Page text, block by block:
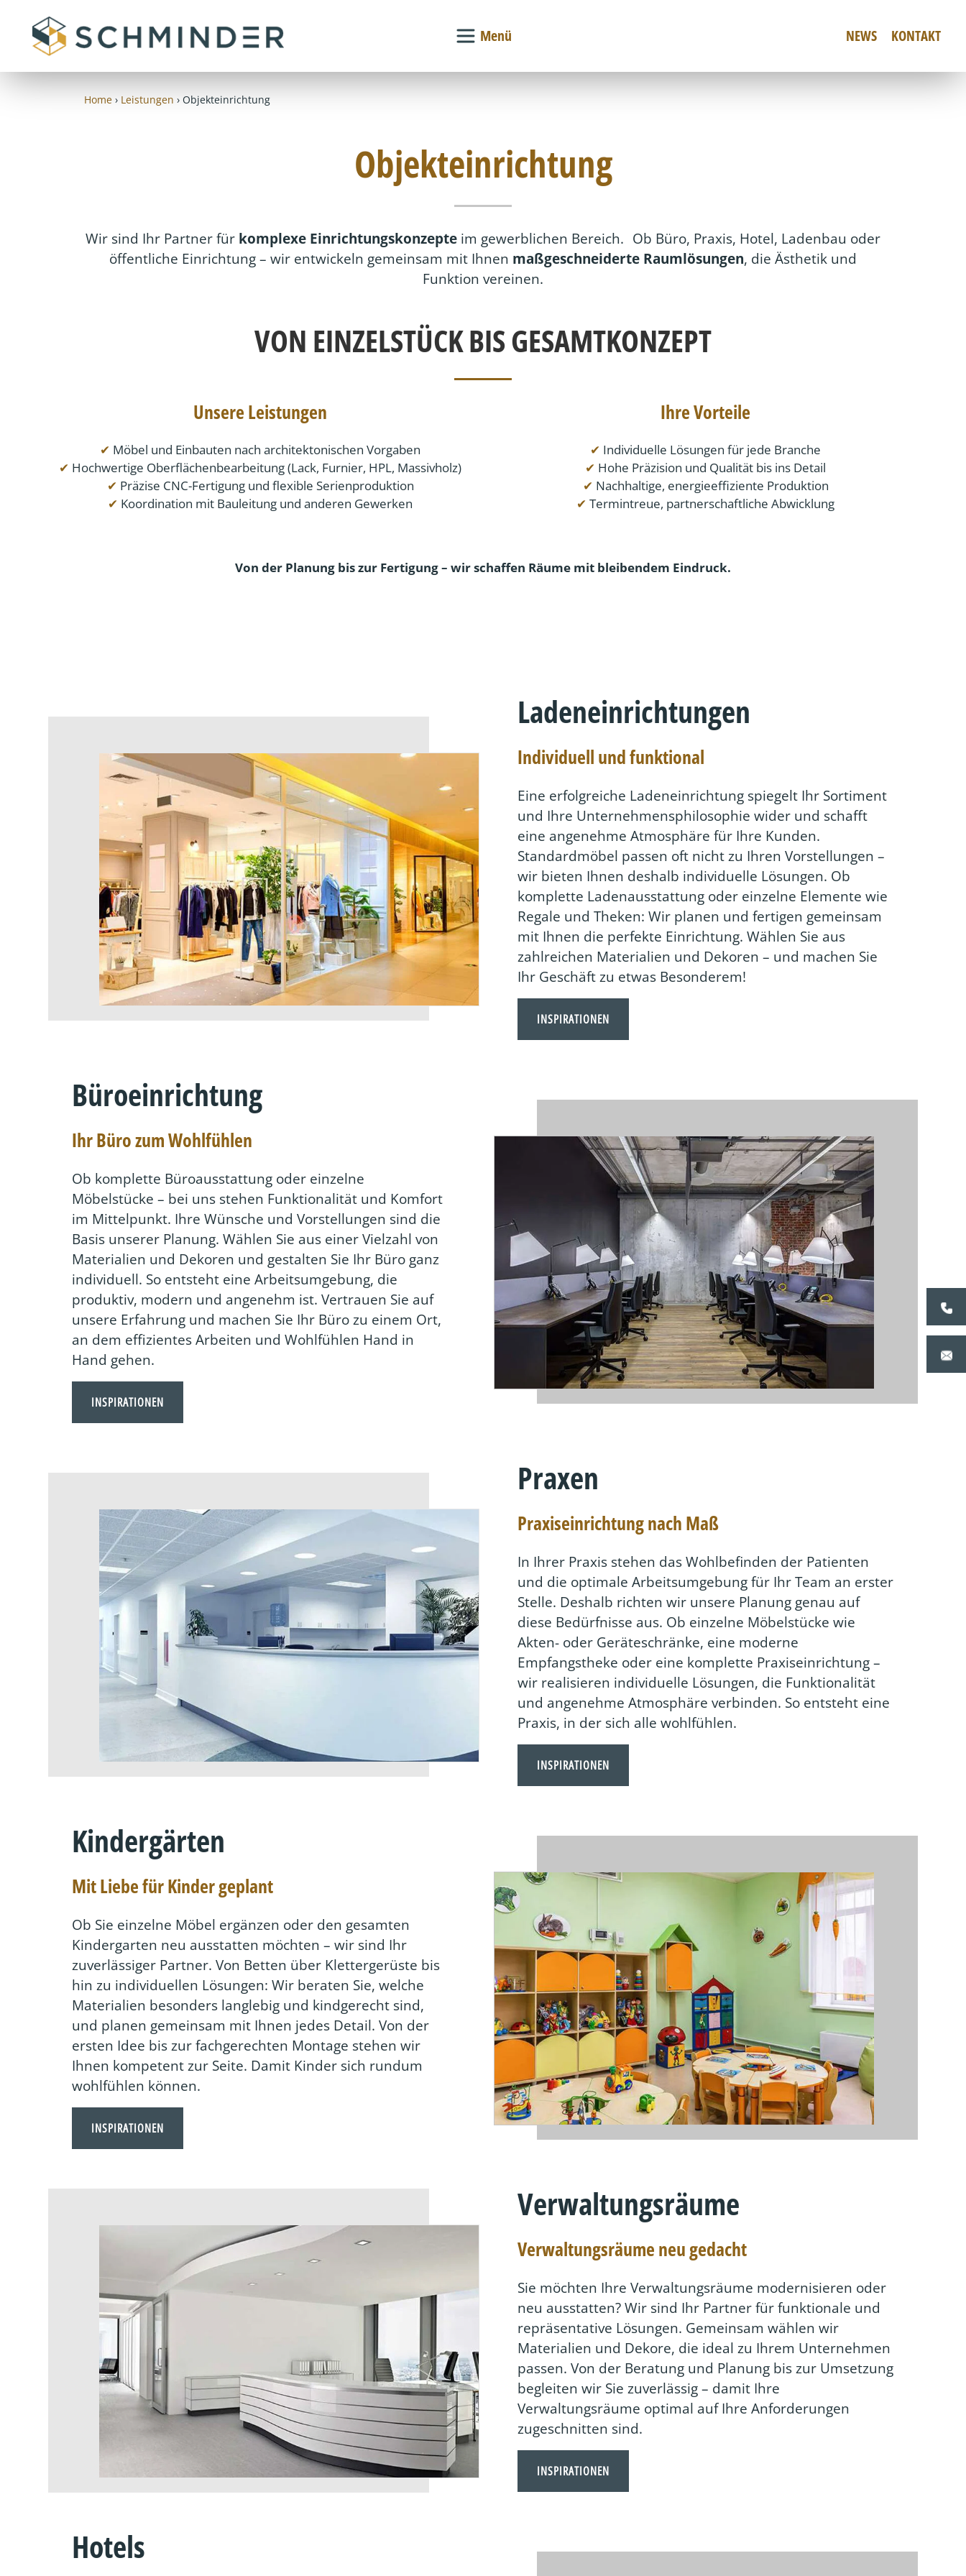
Inhalt
springen
Menü NEWS KONTAKT
Home › Leistungen › Objekteinrichtung
Objekteinrichtung
Wir sind Ihr Partner für komplexe Einrichtungskonzepte im gewerblichen Bereich. Ob Büro, Praxis, Hotel, Ladenbau oder
öffentliche Einrichtung – wir entwickeln gemeinsam mit Ihnen maßgeschneiderte Raumlösungen, die Ästhetik und
Funktion vereinen.
VON EINZELSTÜCK BIS GESAMTKONZEPT
Unsere Leistungen
✔ Möbel und Einbauten nach architektonischen Vorgaben
✔ Hochwertige Oberflächenbearbeitung (Lack, Furnier, HPL, Massivholz)
✔ Präzise CNC-Fertigung und flexible Serienproduktion
✔ Koordination mit Bauleitung und anderen Gewerken
Ihre Vorteile
✔ Individuelle Lösungen für jede Branche
✔ Hohe Präzision und Qualität bis ins Detail
✔ Nachhaltige, energieeffiziente Produktion
✔ Termintreue, partnerschaftliche Abwicklung
Von der Planung bis zur Fertigung – wir schaffen Räume mit bleibendem Eindruck.
Ladeneinrichtungen
Individuell und funktional
Eine erfolgreiche Ladeneinrichtung spiegelt Ihr Sortiment
und Ihre Unternehmensphilosophie wider und schafft
eine angenehme Atmosphäre für Ihre Kunden.
Standardmöbel passen oft nicht zu Ihren Vorstellungen –
wir bieten Ihnen deshalb individuelle Lösungen. Ob
komplette Ladenausstattung oder einzelne Elemente wie
Regale und Theken: Wir planen und fertigen gemeinsam
mit Ihnen die perfekte Einrichtung. Wählen Sie aus
zahlreichen Materialien und Dekoren – und machen Sie
Ihr Geschäft zu etwas Besonderem!
INSPIRATIONEN
Büroeinrichtung
Ihr Büro zum Wohlfühlen
Ob komplette Büroausstattung oder einzelne
Möbelstücke – bei uns stehen Funktionalität und Komfort
im Mittelpunkt. Ihre Wünsche und Vorstellungen sind die
Basis unserer Planung. Wählen Sie aus einer Vielzahl von
Materialien und Dekoren und gestalten Sie Ihr Büro ganz
individuell. So entsteht eine Arbeitsumgebung, die
produktiv, modern und angenehm ist. Vertrauen Sie auf
unsere Erfahrung und machen Sie Ihr Büro zu einem Ort,
an dem effizientes Arbeiten und Wohlfühlen Hand in
Hand gehen.
INSPIRATIONEN
Praxen
Praxiseinrichtung nach Maß
In Ihrer Praxis stehen das Wohlbefinden der Patienten
und die optimale Arbeitsumgebung für Ihr Team an erster
Stelle. Deshalb richten wir unsere Planung genau auf
diese Bedürfnisse aus. Ob einzelne Möbelstücke wie
Akten- oder Geräteschränke, eine moderne
Empfangstheke oder eine komplette Praxiseinrichtung –
wir realisieren individuelle Lösungen, die Funktionalität
und angenehme Atmosphäre verbinden. So entsteht eine
Praxis, in der sich alle wohlfühlen.
INSPIRATIONEN
Kindergärten
Mit Liebe für Kinder geplant
Ob Sie einzelne Möbel ergänzen oder den gesamten
Kindergarten neu ausstatten möchten – wir sind Ihr
zuverlässiger Partner. Von Betten über Klettergerüste bis
hin zu individuellen Lösungen: Wir beraten Sie, welche
Materialien besonders langlebig und kindgerecht sind,
und planen gemeinsam mit Ihnen jedes Detail. Von der
ersten Idee bis zur fachgerechten Montage stehen wir
Ihnen kompetent zur Seite. Damit Kinder sich rundum
wohlfühlen können.
INSPIRATIONEN
Verwaltungsräume
Verwaltungsräume neu gedacht
Sie möchten Ihre Verwaltungsräume modernisieren oder
neu ausstatten? Wir sind Ihr Partner für funktionale und
repräsentative Lösungen. Gemeinsam wählen wir
Materialien und Dekore, die ideal zu Ihrem Unternehmen
passen. Von der Beratung und Planung bis zur Umsetzung
begleiten wir Sie zuverlässig – damit Ihre
Verwaltungsräume optimal auf Ihre Anforderungen
zugeschnitten sind.
INSPIRATIONEN
Hotels